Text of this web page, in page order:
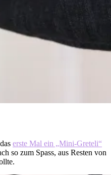
erste Mal ein „Mini-Greteli“
so zum Spass, aus Resten von